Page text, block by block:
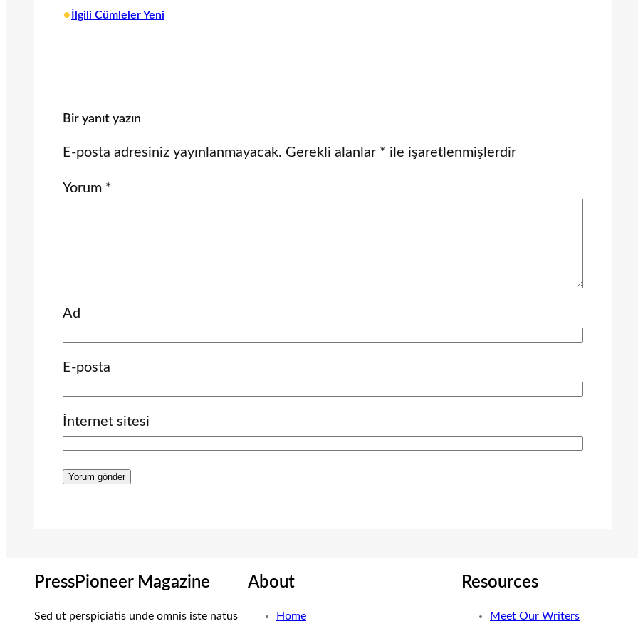
• İlgili Cümleler Yeni
Bir yanıt yazın
E-posta adresiniz yayınlanmayacak. Gerekli alanlar * ile işaretlenmişlerdir
Yorum *
Ad
E-posta
İnternet sitesi
PressPioneer Magazine
Sed ut perspiciatis unde omnis iste natus
About
Home
Resources
Meet Our Writers